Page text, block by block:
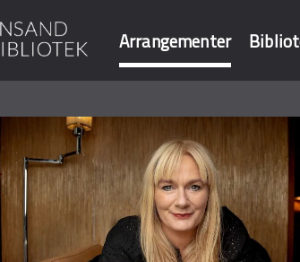
Arrangementer
Søk i våre databaser